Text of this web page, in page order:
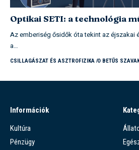
Optikai SETI: a technológia
Az emberiség ősidők óta tekint az éjszakai
a…
CSILLAGÁSZAT ÉS ASZTROFIZIKA O BETŰS
Információk
Kultúra
Pénzügy